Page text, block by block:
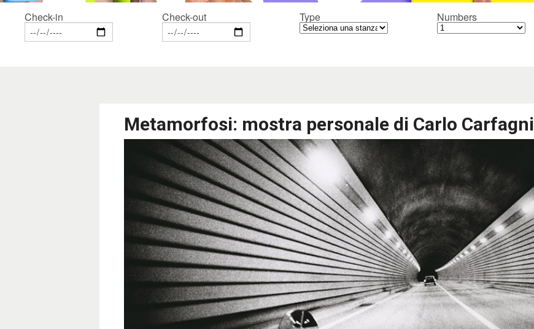
Check-in Check-out Type Numbers
Metamorfosi: mostra personale di Carlo Carfagni